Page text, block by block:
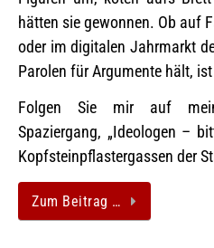
hätten sie gewonnen. Ob auf
oder im digitalen Jahrmarkt
Parolen für Argumente hält,
Folgen Sie mir auf
Spaziergang, „Ideologen –
Kopfsteinpflastergassen der
Zum Beitrag …